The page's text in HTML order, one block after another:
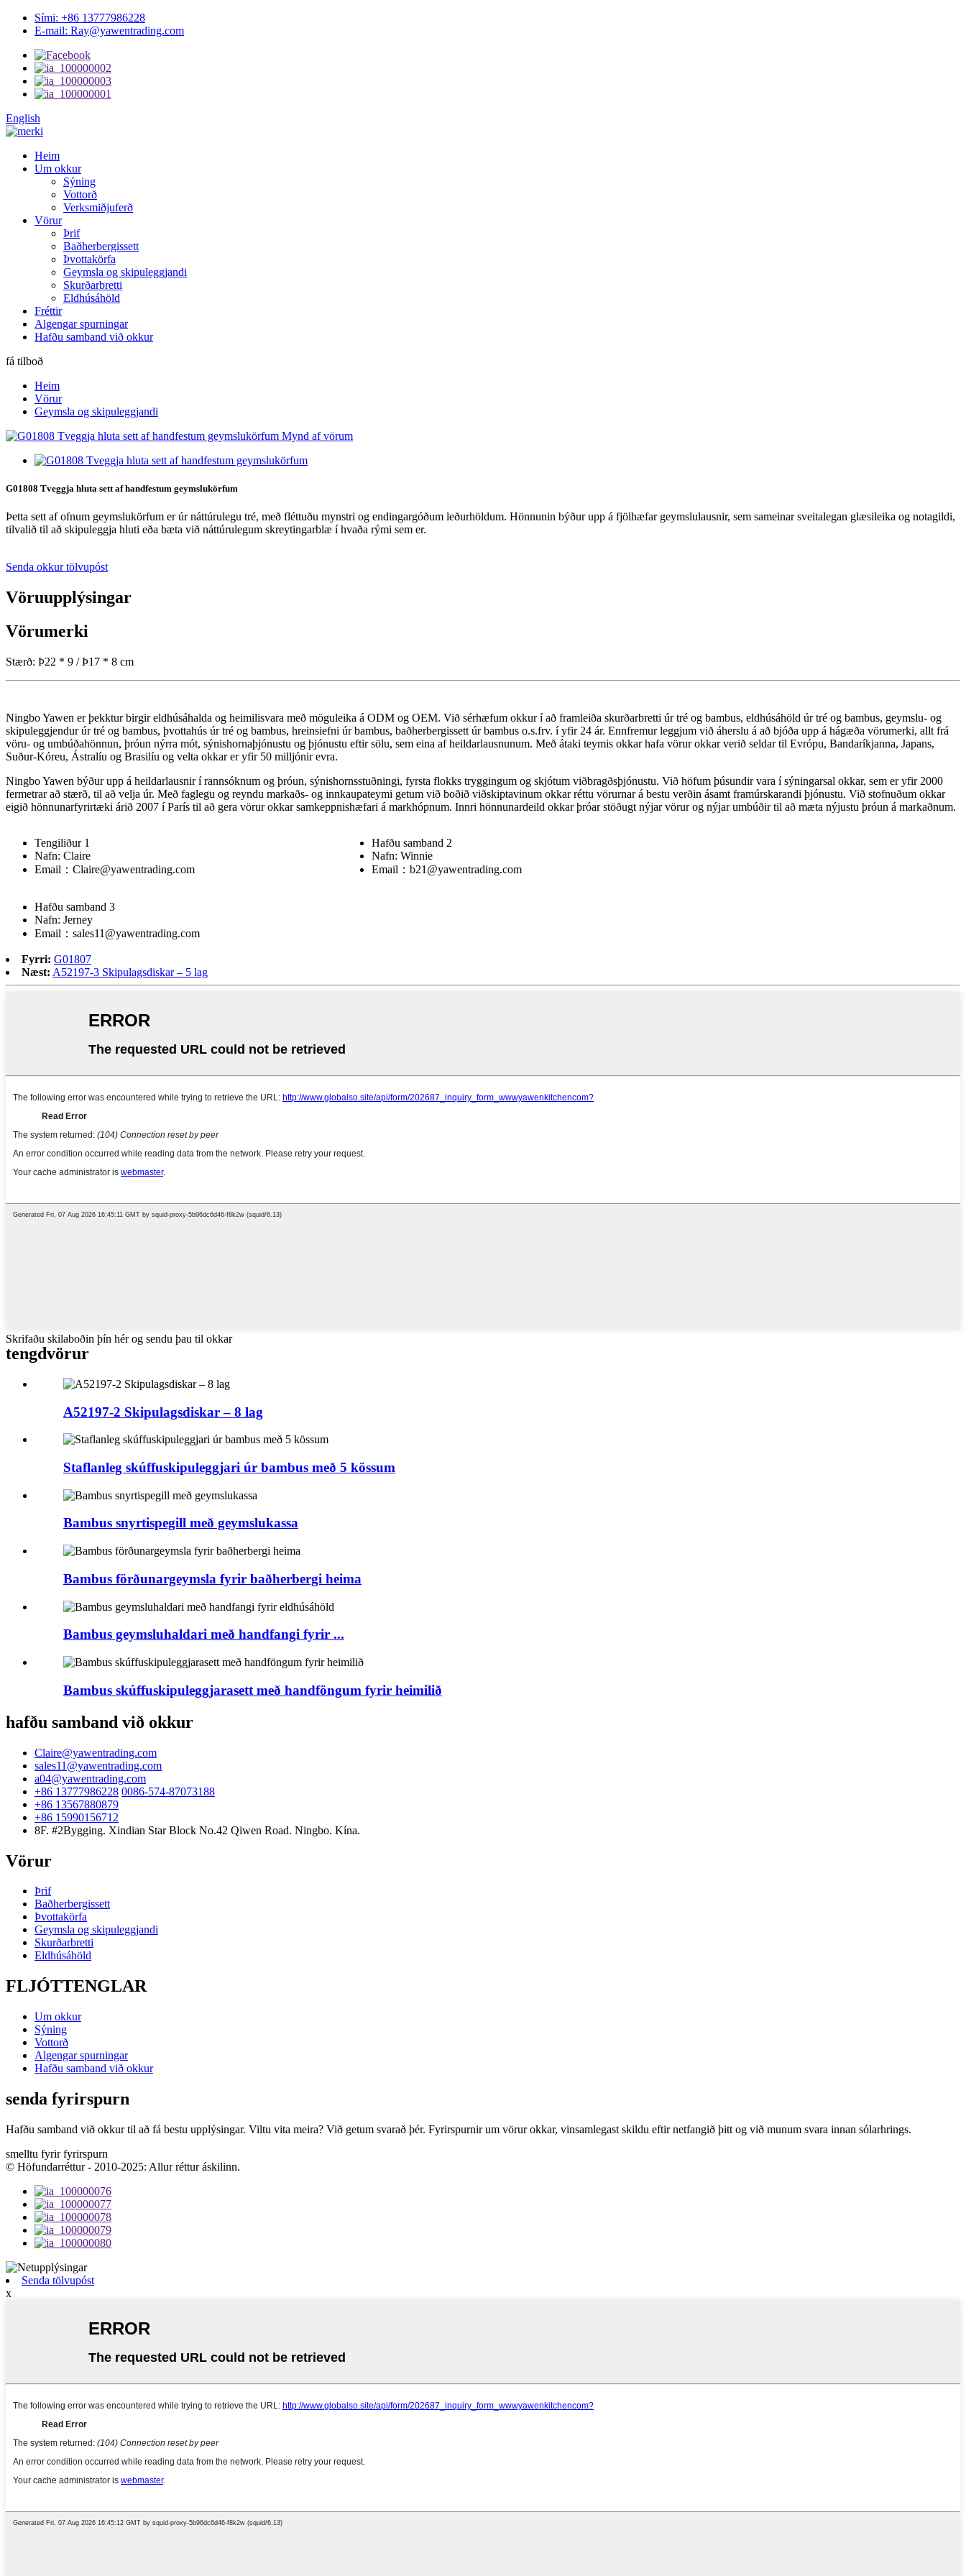
Sími: +86 13777986228
E-mail: Ray@yawentrading.com
English
Heim
Um okkur
Sýning
Vottorð
Verksmiðjuferð
Vörur
Þrif
Baðherbergissett
Þvottakörfa
Geymsla og skipuleggjandi
Skurðarbretti
Eldhúsáhöld
Fréttir
Algengar spurningar
Hafðu samband við okkur
fá tilboð
Heim
Vörur
Geymsla og skipuleggjandi
G01808 Tveggja hluta sett af handfestum geymslukörfum
Þetta sett af ofnum geymslukörfum er úr náttúrulegu tré, með fléttuðu mynstri og endingargóðum leðurhöldum. Hönnunin býður upp á fjölhæfar geymslulausnir, sem sameinar sveitalegan glæsileika og notagildi,
tilvalið til að skipuleggja hluti eða bæta við náttúrulegum skreytingarblæ í hvaða rými sem er.
Senda okkur tölvupóst
Vöruupplýsingar
Vörumerki
Stærð: Þ22 * 9 / Þ17 * 8 cm
Ningbo Yawen er þekktur birgir eldhúsáhalda og heimilisvara með möguleika á ODM og OEM. Við sérhæfum okkur í að framleiða skurðarbretti úr tré og bambus, eldhúsáhöld úr tré og bambus, geymslu- og
skipuleggjendur úr tré og bambus, þvottahús úr tré og bambus, hreinsiefni úr bambus, baðherbergissett úr bambus o.s.frv. í yfir 24 ár. Ennfremur leggjum við áherslu á að bjóða upp á hágæða vörumerki, allt frá
vöru- og umbúðahönnun, þróun nýrra mót, sýnishornaþjónustu og þjónustu eftir sölu, sem eina af heildarlausnunum. Með átaki teymis okkar hafa vörur okkar verið seldar til Evrópu, Bandaríkjanna, Japans,
Suður-Kóreu, Ástralíu og Brasilíu og velta okkar er yfir 50 milljónir evra.
Ningbo Yawen býður upp á heildarlausnir í rannsóknum og þróun, sýnishornsstuðningi, fyrsta flokks tryggingum og skjótum viðbragðsþjónustu. Við höfum þúsundir vara í sýningarsal okkar, sem er yfir 2000
fermetrar að stærð, til að velja úr. Með faglegu og reyndu markaðs- og innkaupateymi getum við boðið viðskiptavinum okkar réttu vörurnar á bestu verðin ásamt framúrskarandi þjónustu. Við stofnuðum okkar
eigið hönnunarfyrirtæki árið 2007 í París til að gera vörur okkar samkeppnishæfari á markhópnum. Innri hönnunardeild okkar þróar stöðugt nýjar vörur og nýjar umbúðir til að mæta nýjustu þróun á markaðnum.
Tengiliður 1
Nafn: Claire
Email：Claire@yawentrading.com
Hafðu samband 2
Nafn: Winnie
Email：b21@yawentrading.com
Hafðu samband 3
Nafn: Jerney
Email：sales11@yawentrading.com
Fyrri: G01807
Næst: A52197-3 Skipulagsdiskar – 5 lag
Skrifaðu skilaboðin þín hér og sendu þau til okkar
tengdvörur
A52197-2 Skipulagsdiskar – 8 lag
Staflanleg skúffuskipuleggjari úr bambus með 5 kössum
Bambus snyrtispegill með geymslukassa
Bambus förðunargeymsla fyrir baðherbergi heima
Bambus geymsluhaldari með handfangi fyrir ...
Bambus skúffuskipuleggjarasett með handföngum fyrir heimilið
hafðu samband við okkur
Claire@yawentrading.com
sales11@yawentrading.com
a04@yawentrading.com
+86 13777986228 0086-574-87073188
+86 13567880879
+86 15990156712
8F. #2Bygging. Xindian Star Block No.42 Qiwen Road. Ningbo. Kína.
Vörur
Þrif
Baðherbergissett
Þvottakörfa
Geymsla og skipuleggjandi
Skurðarbretti
Eldhúsáhöld
FLJÓTTENGLAR
Um okkur
Sýning
Vottorð
Algengar spurningar
Hafðu samband við okkur
senda fyrirspurn
Hafðu samband við okkur til að fá bestu upplýsingar. Viltu vita meira? Við getum svarað þér. Fyrirspurnir um vörur okkar, vinsamlegast skildu eftir netfangið þitt og við munum svara innan sólarhrings.
smelltu fyrir fyrirspurn
© Höfundarréttur - 2010-2025: Allur réttur áskilinn.
Senda tölvupóst
x